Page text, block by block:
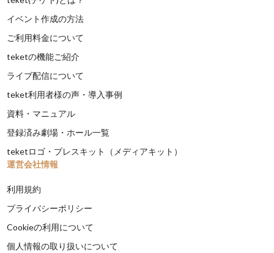
イベント作成の方法
ご利用料金について
teketの機能ご紹介
ライブ配信について
teket利用者様の声・導入事例
資料・マニュアル
登録済み劇場・ホール一覧
teketロゴ・プレスキット（メディアキット）
運営会社情報
利用規約
プライバシーポリシー
Cookieの利用について
個人情報の取り扱いについて